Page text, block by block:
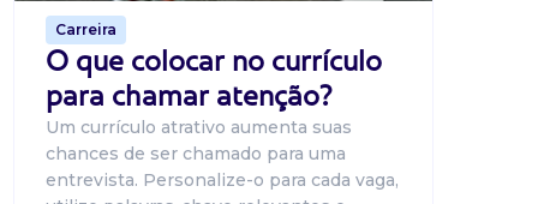
Carreira
O que colocar no currículo
para chamar atenção?
Um currículo atrativo aumenta suas
chances de ser chamado para uma
entrevista. Personalize-o para cada vaga,